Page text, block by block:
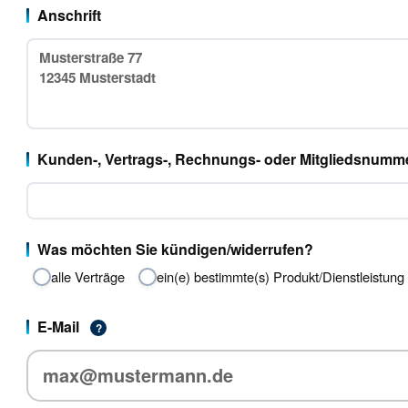
Anschrift
Kunden-, Vertrags-, Rechnungs- oder
Was möchten Sie kündigen/widerrufen?
alle Verträge ein(e) bestimmte(s) Produkt/Dienstleistung
E-Mail ?